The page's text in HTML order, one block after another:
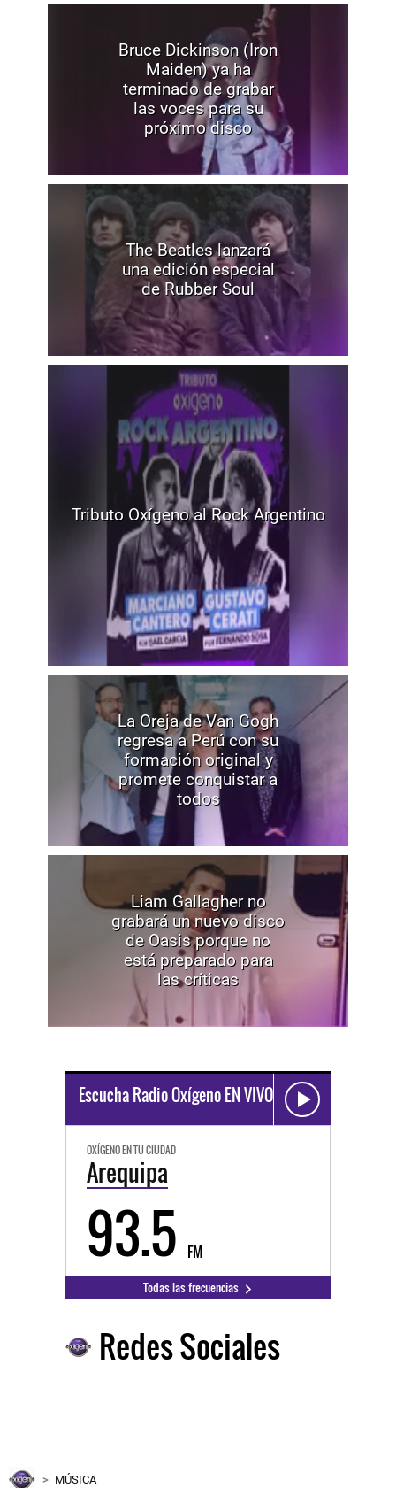
Bruce Dickinson (Iron
Maiden) ya ha
terminado de grabar
las voces para su
próximo disco
The Beatles lanzará
una edición especial
de Rubber Soul
Tributo Oxígeno al Rock Argentino
La Oreja de Van Gogh
regresa a Perú con su
formación original y
promete conquistar a
todos
Liam Gallagher no
grabará un nuevo disco
de Oasis porque no
está preparado para
las críticas
Escucha Radio Oxígeno EN VIVO
OXÍGENO EN TU CIUDAD
Arequipa
93.5 FM
Todas las frecuencias
Redes Sociales
MÚSICA